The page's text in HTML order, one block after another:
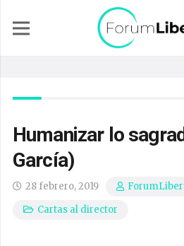
Humanizar lo
García)
28 febrero, 2019
Cartas al director